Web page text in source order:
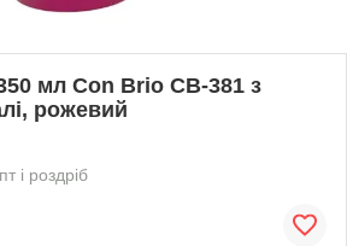
мл Con Brio CB-381 з
рожевий
і роздріб